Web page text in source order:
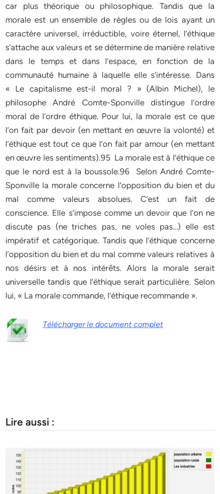
car plus théorique ou philosophique. Tandis que la
morale est un ensemble de règles ou de lois ayant un
caractère universel, irréductible, voire éternel, l’éthique
s’attache aux valeurs et se détermine de manière relative
dans le temps et dans l’espace, en fonction de la
communauté humaine à laquelle elle s’intéresse. Dans
« Le capitalisme est-il moral ? » (Albin Michel), le
philosophe André Comte-Sponville distingue l’ordre
moral de l’ordre éthique. Pour lui, la morale est ce que
l’on fait par devoir (en mettant en œuvre la volonté) et
l’éthique est tout ce que l’on fait par amour (en mettant
en œuvre les sentiments).95 La morale est à l’éthique ce
que le nord est à la boussole.96 Selon André Comte-
Sponville la morale concerne l’opposition du bien et du
mal comme valeurs absolues. C’est un fait de
conscience. Elle s’impose comme un devoir que l’on ne
discute pas (ne triches pas, ne voles pas…) elle est
impératif et catégorique. Tandis que l’éthique concerne
l’opposition du bien et du mal comme valeurs relatives à
nos désirs et à nos intérêts. Alors la morale serait
universelle tandis que l’éthique serait particulière. Selon
lui, « La morale commande, l’éthique recommande ».
Télécharger le document complet
Lire aussi :